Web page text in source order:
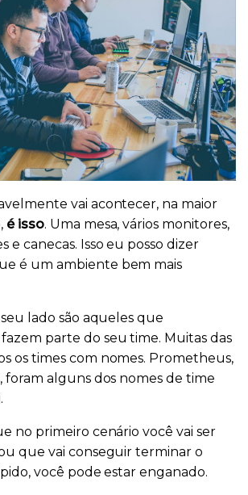
vai acontecer, na maior
é isso. Uma mesa, vários monitores,
e canecas. Isso eu posso dizer
é um ambiente bem mais
seu lado são aqueles que
parte do seu time. Muitas das
os times com nomes. Prometheus,
foram alguns dos nomes de time
no primeiro cenário você vai ser
que vai conseguir terminar o
você pode estar enganado.